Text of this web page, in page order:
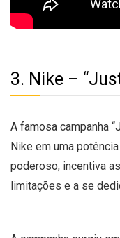
3. Nike –
A famosa campanha
Nike em uma
poderoso, incentiva
limitações e a se